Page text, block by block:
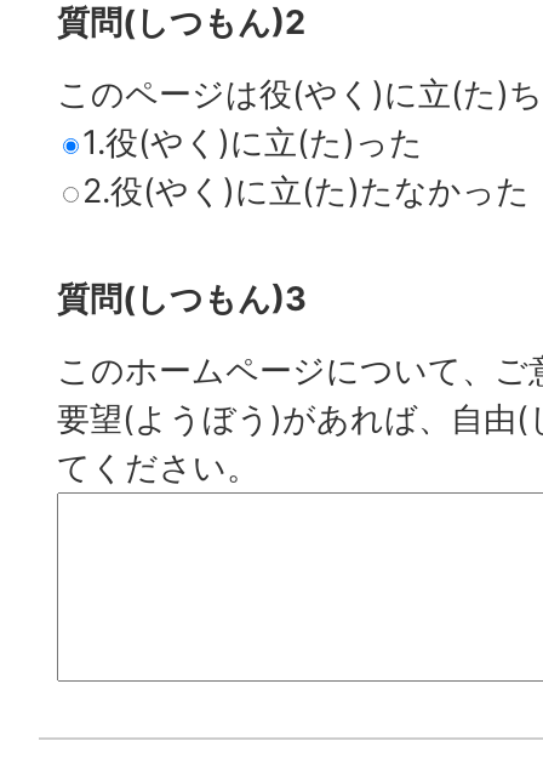
質問(しつもん)2
このページは役(やく)に立(た)
1.役(やく)に立(た)った
2.役(やく)に立(た)たなかった
質問(しつもん)3
このホームページについて、
要望(ようぼう)があれば、自由
てください。